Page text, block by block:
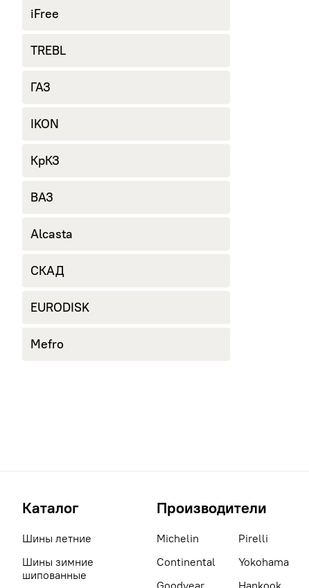
iFree
TREBL
ГАЗ
IKON
КрКЗ
ВАЗ
Alcasta
СКАД
EURODISK
Mefro
Каталог
Шины летние
Шины зимние
шипованные
Производители
Michelin
Continental
Pirelli
Yokohama